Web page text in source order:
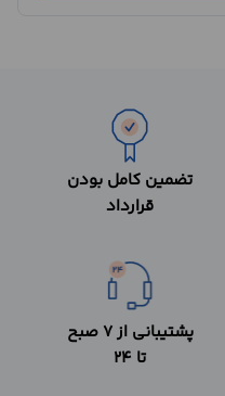
تضمین کامل بودن
قرارداد
پشتیبانی از 7 صبح
تا 24